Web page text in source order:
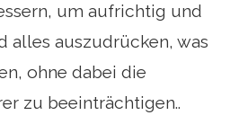
um aufrichtig und
alles auszudrücken, was
ohne dabei die
zu beeinträchtigen..